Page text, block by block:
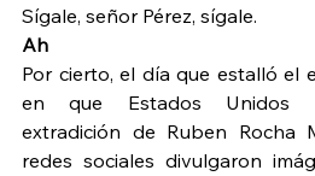
Sígale, señor Pérez, sígale.
Ah
Por cierto, el día que estalló el
en que Estados Unidos
extradición de Ruben Rocha
redes sociales divulgaron